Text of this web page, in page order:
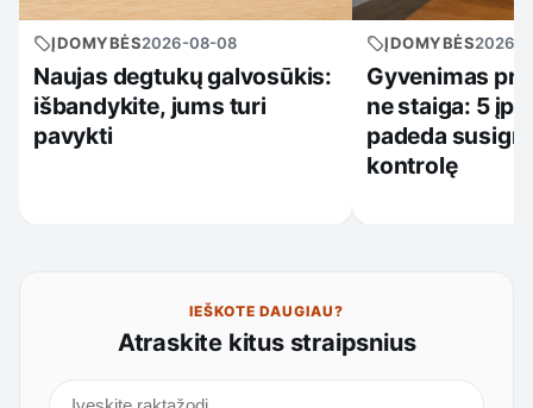
ĮDOMYBĖS2026-08-08
Naujas degtukų galvosūkis:
išbandykite, jums turi
pavykti
ĮDOMYBĖS2026-
Gyvenimas
ne staiga: 5
padeda
kontrolę
IEŠKOTE DAUGIAU?
Atraskite kitus straipsnius